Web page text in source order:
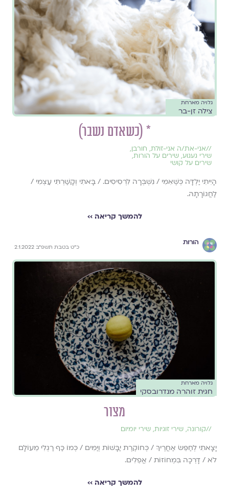
גלויה מארחת
צילה זן-בר
* (כשאדם נשבר)
//אני-את/ה אני-זולת, חורבן,
שירי געגוע, שירים על הורות,
שירים על קושי
הָיִיתִי יַלְדָּה כְּשֶׁאִמִּי / נִשְׁבְּרָה לִרְסִיסִים. / בָּאתִי וְקָשַׁרְתִּי עַצְמִי /
לַחֲגוֹרָתָהּ.
להמשך קריאה ››
הורות
כ"ט בטבת תשפ"ב 2.1.2022
גלויה מארחת
חגית זוהרה מנדרובסקי
מצור
//קורונה, שירי זוגיות, שירי יומיום
יָצָאתִי לְחַפֵּשׂ אַחֲרֶיךָ / כְּחוֹקֶרֶת יַבָּשׁוֹת וְיַמִּים / כְּמוֹ כַּף רַגְלִי מֵעוֹלָם
לֹא / דָּרְכָה בִּמְחוֹזוֹת / אֲפֵלִים.
להמשך קריאה ››